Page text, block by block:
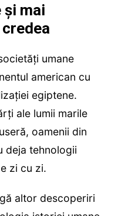
și mai
umane
american cu
egiptene.
ale lumii marile
oamenii din
deja tehnologii
zi cu zi.
altor descoperiri